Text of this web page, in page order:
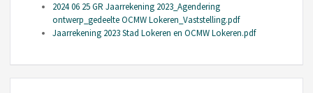
2024 06 25 GR Jaarrekening 2023_Agendering
ontwerp_gedeelte OCMW Lokeren_Vaststelling.pdf
Jaarrekening 2023 Stad Lokeren en OCMW Lokeren.pdf